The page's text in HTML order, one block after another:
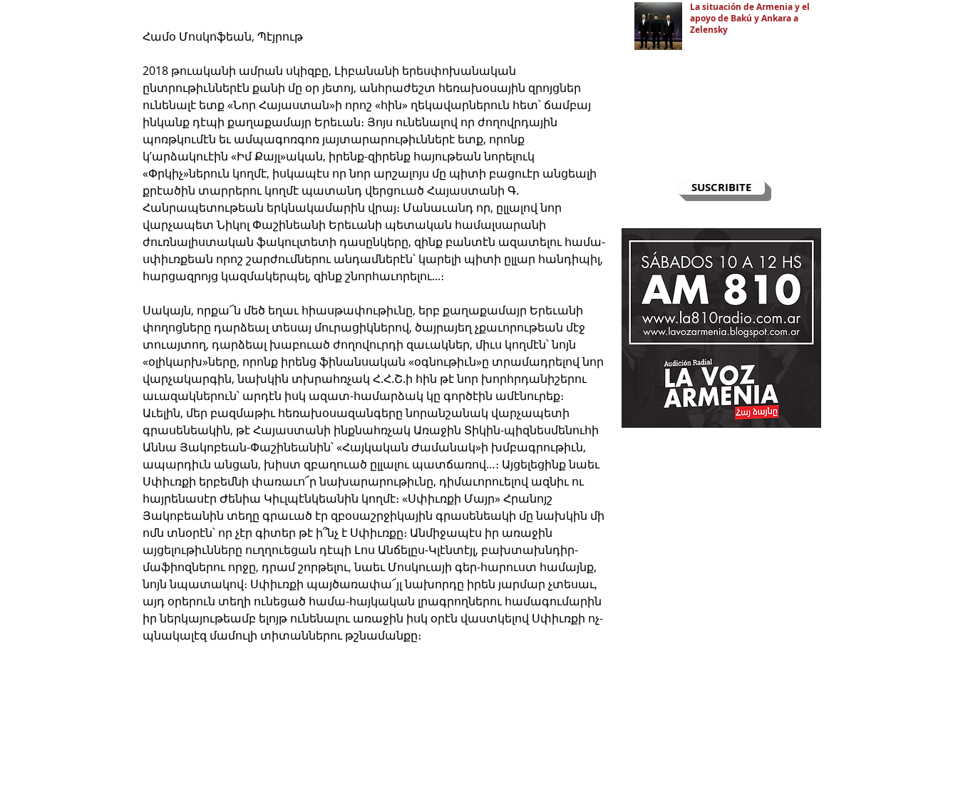
Համօ Մոսկոֆեան, Պէյրութ
2018 թուականի ամրան սկիզբը, Լիբանանի երեսփոխանական
ընտրութիւններէն քանի մը օր յետոյ, անհրաժեշտ հեռախօսային զրոյցներ
ունենալէ ետք «Նոր Հայաստան»ի որոշ «հին» ղեկավարներուն հետ՝ ճամբայ
ինկանք դէպի քաղաքամայր Երեւան։ Յոյս ունենալով որ ժողովրդային
պոռթկումէն եւ ամպագոռգոռ յայտարարութիւններէ ետք, որոնք
կ’արձակուէին «Իմ Քայլ»ական, իրենք-զիրենք հայութեան նորելուկ
«Փրկիչ»ներուն կողմէ, իսկապէս որ նոր արշալոյս մը պիտի բացուէր անցեալի
քրէածին տարրերու կողմէ պատանդ վերցուած Հայաստանի Գ.
Հանրապետութեան երկնակամարին վրայ։ Մանաւանդ որ, ըլլալով նոր
վարչապետ Նիկոլ Փաշինեանի Երեւանի պետական համալսարանի
ժուռնալիստական ֆակուլտետի դասընկերը, զինք բանտէն ազատելու համա-
սփիւռքեան որոշ շարժումներու անդամներէն՝ կարելի պիտի ըլլար հանդիպիլ,
հարցազրոյց կազմակերպել, զինք շնորհաւորելու...։
Սակայն, որքա՜ն մեծ եղաւ հիասթափութիւնը, երբ քաղաքամայր Երեւանի
փողոցները դարձեալ տեսայ մուրացիկներով, ծայրայեղ չքաւորութեան մէջ
տուայտող, դարձեալ խաբուած ժողովուրդի զաւակներ, միւս կողմէն՝ նոյն
«օլիկարխ»ները, որոնք իրենց ֆինանսական «օգնութիւն»ը տրամադրելով նոր
վարչակարգին, նախկին տխրահռչակ Հ.Հ.Շ.ի հին թէ նոր խորհրդանիշերու
աւազակներուն՝ արդէն իսկ ազատ-համարձակ կը գործէին ամէնուրեք։
Աւելին, մեր բազմաթիւ հեռախօսազանգերը նորանշանակ վարչապետի
գրասենեակին, թէ Հայաստանի ինքնահռչակ Առաջին Տիկին-պիզնեսմենուհի
Աննա Յակոբեան-Փաշինեանին՝ «Հայկական Ժամանակ»ի խմբագրութիւն,
ապարդիւն անցան, խիստ զբաղուած ըլլալու պատճառով…։ Այցելեցինք նաեւ
Սփիւռքի երբեմնի փառաւո՜ր նախարարութիւնը, դիմաւորուելով ազնիւ ու
հայրենասէր Ժենիա Կիւլպէնկեանին կողմէ։ «Սփիւռքի Մայր» Հրանոյշ
Յակոբեանին տեղը գրաւած էր զբօսաշրջիկային գրասենեակի մը նախկին մի
ոմն տնօրէն՝ որ չէր գիտեր թէ ի՞նչ է Սփիւռքը։ Անմիջապէս իր առաջին
այցելութիւնները ուղղուեցան դէպի Լոս Անճելըս-Կլէնտէյլ, բախտախնդիր-
մաֆիոզներու որջը, դրամ շորթելու, նաեւ Մոսկուայի գեր-հարուստ համայնք,
նոյն նպատակով։ Սփիւռքի պայծառափա՜յլ նախորդը իրեն յարմար չտեսաւ,
այդ օրերուն տեղի ունեցած համա-հայկական լրագրողներու համագումարին
իր ներկայութեամբ ելոյթ ունենալու առաջին իսկ օրէն վաստկելով Սփիւռքի ոչ-
պնակալէզ մամուլի տիտաններու թշնամանքը։
SUSCRIBITE
La situación de Armenia y el
apoyo de Bakú y Ankara a
Zelensky